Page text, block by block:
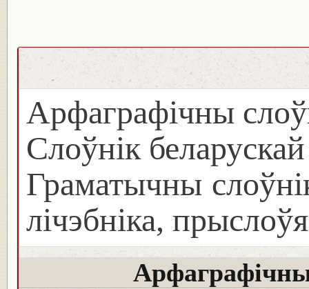
Арфаграфічны
Слоўнік
Граматычны
лічэбніка, прыслоўя